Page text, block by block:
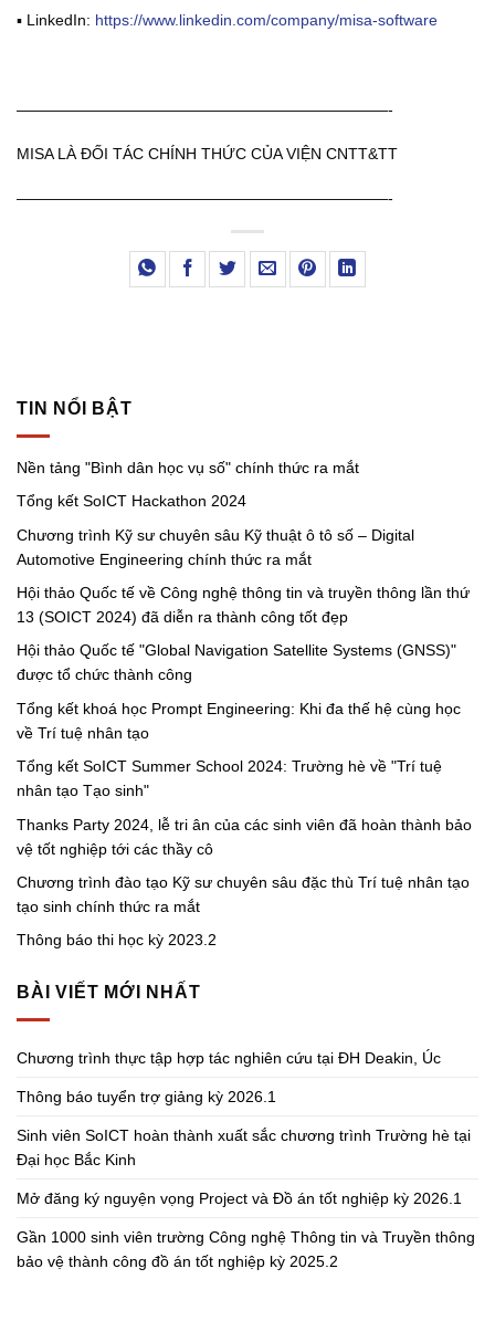
▪️ LinkedIn: https://www.linkedin.com/company/misa-software
————————————————————————-
MISA LÀ ĐỐI TÁC CHÍNH THỨC CỦA VIỆN CNTT&TT
————————————————————————-
TIN NỔI BẬT
Nền tảng "Bình dân học vụ số" chính thức ra mắt
Tổng kết SoICT Hackathon 2024
Chương trình Kỹ sư chuyên sâu Kỹ thuật ô tô số – Digital
Automotive Engineering chính thức ra mắt
Hội thảo Quốc tế về Công nghệ thông tin và truyền thông lần thứ
13 (SOICT 2024) đã diễn ra thành công tốt đẹp
Hội thảo Quốc tế "Global Navigation Satellite Systems (GNSS)"
được tổ chức thành công
Tổng kết khoá học Prompt Engineering: Khi đa thế hệ cùng học
về Trí tuệ nhân tạo
Tổng kết SoICT Summer School 2024: Trường hè về "Trí tuệ
nhân tạo Tạo sinh"
Thanks Party 2024, lễ tri ân của các sinh viên đã hoàn thành bảo
vệ tốt nghiệp tới các thầy cô
Chương trình đào tạo Kỹ sư chuyên sâu đặc thù Trí tuệ nhân tạo
tạo sinh chính thức ra mắt
Thông báo thi học kỳ 2023.2
BÀI VIẾT MỚI NHẤT
Chương trình thực tập hợp tác nghiên cứu tại ĐH Deakin, Úc
Thông báo tuyển trợ giảng kỳ 2026.1
Sinh viên SoICT hoàn thành xuất sắc chương trình Trường hè tại
Đại học Bắc Kinh
Mở đăng ký nguyện vọng Project và Đồ án tốt nghiệp kỳ 2026.1
Gần 1000 sinh viên trường Công nghệ Thông tin và Truyền thông
bảo vệ thành công đồ án tốt nghiệp kỳ 2025.2